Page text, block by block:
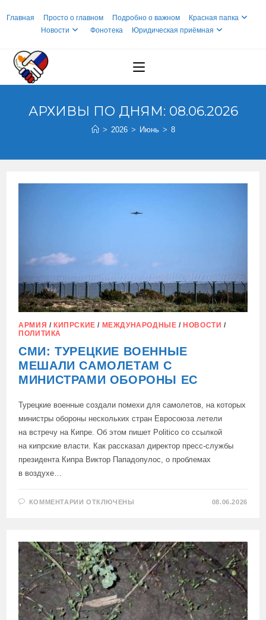
Главная Просто о главном Подробно о важном
Красная папка
Новости
Фонотека Юридическая приёмная
АРХИВЫ ПО ДНЯМ: 08.06.2026
> 2026 > Июнь > 8
АРМИЯ /КИПРСКИЕ / МЕЖДУНАРОДНЫЕ /НОВОСТИ /
ПОЛИТИКА
СМИ: ТУРЕЦКИЕ ВОЕННЫЕ
МЕШАЛИ САМОЛЕТАМ С
МИНИСТРАМИ ОБОРОНЫ ЕС
Турецкие военные создали помехи для самолетов, на которых
министры обороны нескольких стран Евросоюза летели
на встречу на Кипре. Об этом пишет Politico со ссылкой
на кипрские власти. Как рассказал директор пресс-службы
президента Кипра Виктор Пападопулос, о проблемах
в воздухе…
КОММЕНТАРИИ К
МЕШАЛИ
САМОЛЕТАМ
С
МИНИСТРАМИ
ОБОРОНЫ
ЕС
ОТКЛЮЧЕНЫ 08.06.2026